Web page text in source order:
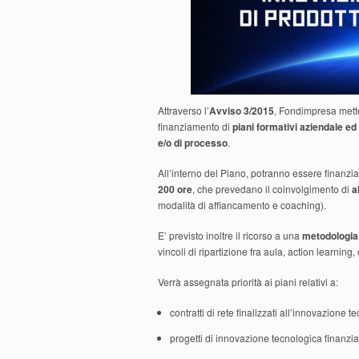
Attraverso l’Avviso 3/2015, Fondimpresa
finanziamento di piani formativi aziendale
e/o di processo.
All’interno del Piano, potranno essere
200 ore, che prevedano il coinvolgimento di
modalità di affiancamento e coaching).
E’ previsto inoltre il ricorso a una
vincoli di ripartizione fra aula, action
Verrà assegnata priorità ai piani relativi a:
contratti di rete finalizzati all’innovazione
progetti di innovazione tecnologica